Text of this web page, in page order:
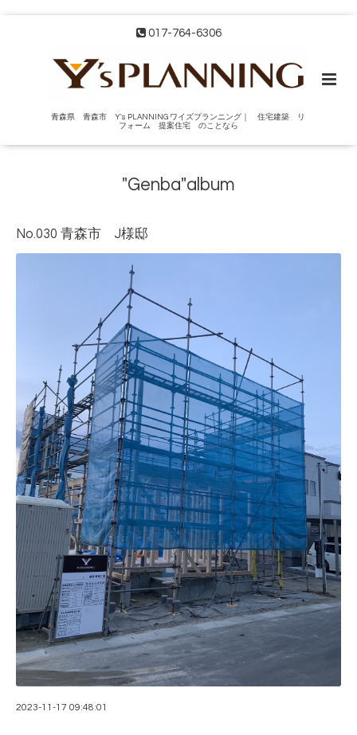
017-764-6306
青森県 青森市 Y's PLANNING ワイズプランニング｜ 住宅建築 リ
フォーム 提案住宅 のことなら
"Genba"album
No.030 青森市 J様邸
2023-11-17 09:48:01